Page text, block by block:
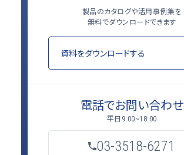
製品のカタログや活用事例集を
無料でダウンロードできます
資料をダウンロードする
電話でお問い合わせ
平日 9:00~18:00
03-3518-6271